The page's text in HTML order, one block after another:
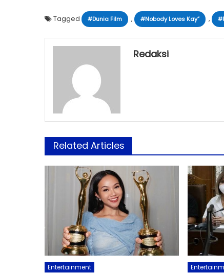
Tagged #Dunia Film , #Nobody Loves Kay” ,
Redaksi
Related Articles
Entertainment